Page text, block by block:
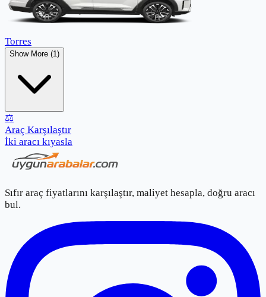
Torres
Show More (1)
⚖️
Araç Karşılaştır
İki aracı kıyasla
Sıfır araç fiyatlarını karşılaştır, maliyet hesapla, doğru aracı
bul.